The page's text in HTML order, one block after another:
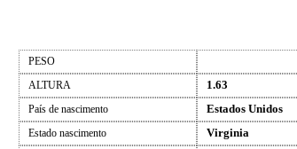
PESO
ALTURA
1.63
País de nascimento Estados Unidos
Estado nascimento Virginia